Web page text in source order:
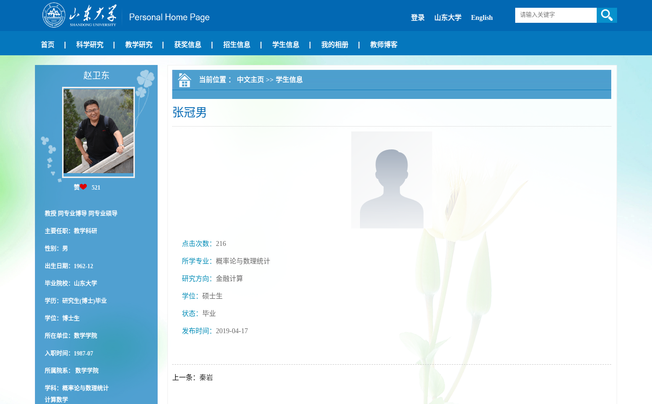
登录 山东大学 English
首页 科学研究 教学研究 获奖信息 招生信息 学生信息 我的相册 教师博客
赵卫东
赞 521
教授 同专业博导 同专业硕导
主要任职：教学科研
性别：男
出生日期：1962-12
毕业院校：山东大学
学历：研究生(博士)毕业
学位：博士生
所在单位：数学学院
入职时间：1987-07
所属院系： 数学学院
学科：概率论与数理统计
计算数学
当前位置 ： 中文主页 >> 学生信息
张冠男
点击次数： 216
所学专业： 概率论与数理统计
研究方向： 金融计算
学位： 硕士生
状态： 毕业
发布时间： 2019-04-17
上一条： 秦岩